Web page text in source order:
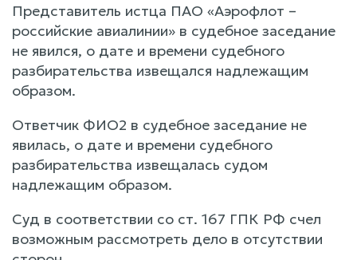
Представитель истца ПАО «Аэрофлот –
российские авиалинии» в судебное заседание
не явился, о дате и времени судебного
разбирательства извещался надлежащим
образом.
Ответчик ФИО2 в судебное заседание не
явилась, о дате и времени судебного
разбирательства извещалась судом
надлежащим образом.
Суд в соответствии со ст. 167 ГПК РФ счел
возможным рассмотреть дело в отсутствии